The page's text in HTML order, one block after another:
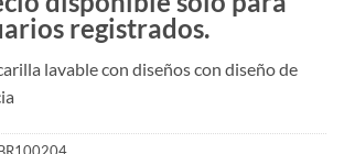
registrados.
lavable con diseños con diseño de